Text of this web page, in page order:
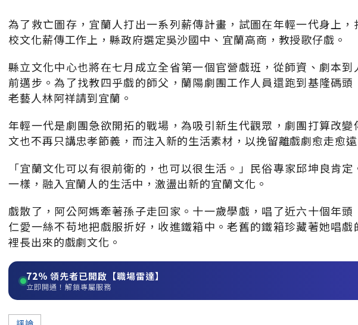
為了救亡圖存，宜蘭人打出一系列薪傳計畫，試圖在年輕一代身上
校文化薪傳工作上，縣政府選定吳沙國中、宜蘭高商，教授歌仔戲。
縣立文化中心也將在七月成立全省第一個官營戲班，從師資、劇本
前邁步。為了找教四乎戲的師父，蘭陽劇團工作人員還跑到基隆碼
老藝人林阿祥請到宜蘭。
年輕一代是劇團急欲開拓的戰場，為吸引新生代觀眾，劇團打算改
文也不再只講忠孝節義，而注入新的生活素材，以挽留離戲劇愈走愈遠
「宜蘭文化可以有很前衛的，也可以很生活。」民俗專家邱坤良肯
一樣，融入宜蘭人的生活中，激盪出新的宜蘭文化。
戲散了，阿公阿媽牽著孫子走回家。十一歲學戲，唱了近六十個年頭
仁愛一絲不苟地把戲服折好，收進鐵箱中。老舊的鐵箱珍藏著她唱
裡長出來的戲劇文化。
72% 領先者已開啟【職場雷達】
立即開通！解鎖專屬服務